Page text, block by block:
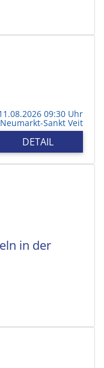
09:30 Uhr
Neumarkt-Sankt Veit
DETAIL
in der